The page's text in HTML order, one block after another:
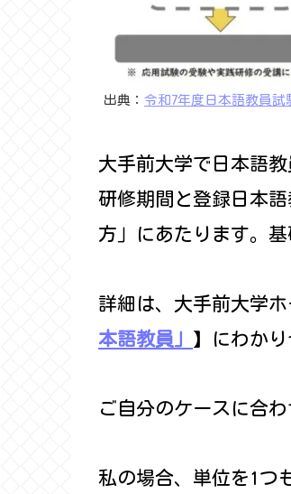
出典： 令和7年度日本語教員試
大手前大学で日本語
研修期間と登録日本
方」にあたります。基
詳細は、大手前大学
本語教員」 】にわか
ご自分のケースに合わ
私の場合、単位を1つ